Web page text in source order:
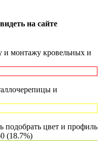
на сайте
монтажу кровельных и
и
подобрать цвет и профиль
(18.7%)